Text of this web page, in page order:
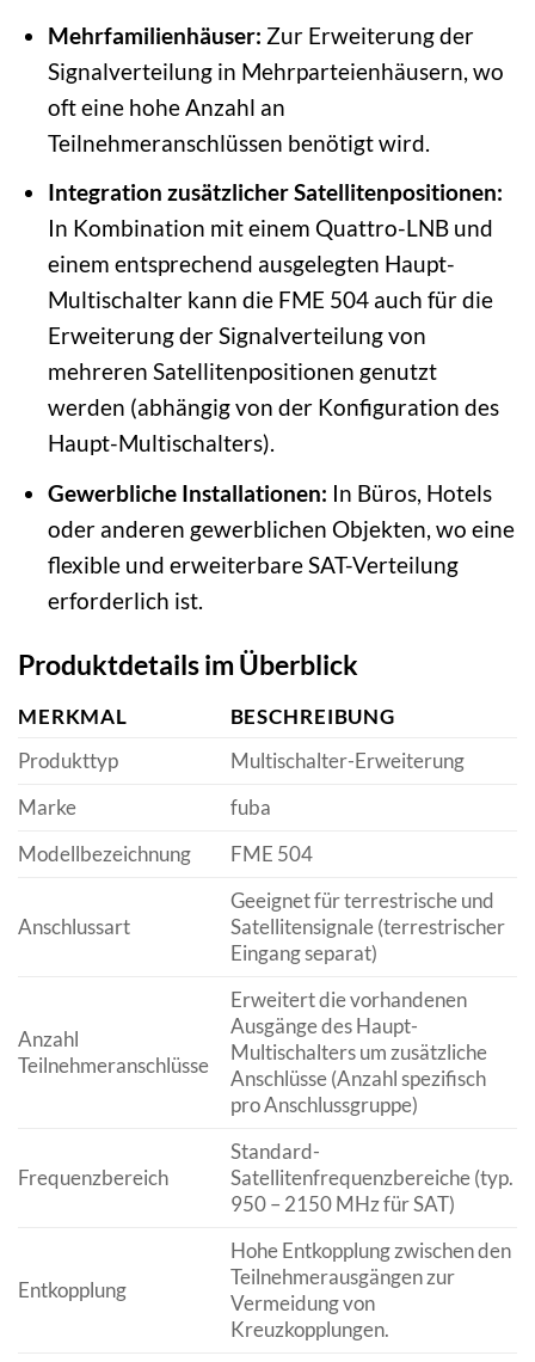
Mehrfamilienhäuser: Zur Erweiterung der
Signalverteilung in Mehrparteienhäusern, wo
oft eine hohe Anzahl an
Teilnehmeranschlüssen benötigt wird.
Integration zusätzlicher Satellitenpositionen:
In Kombination mit einem Quattro-LNB und
einem entsprechend ausgelegten Haupt-
Multischalter kann die FME 504 auch für die
Erweiterung der Signalverteilung von
mehreren Satellitenpositionen genutzt
werden (abhängig von der Konfiguration des
Haupt-Multischalters).
Gewerbliche Installationen: In Büros, Hotels
oder anderen gewerblichen Objekten, wo eine
flexible und erweiterbare SAT-Verteilung
erforderlich ist.
Produktdetails im Überblick
MERKMAL
BESCHREIBUNG
Produkttyp
Multischalter-Erweiterung
Marke
fuba
Modellbezeichnung
FME 504
Anschlussart
Geeignet für terrestrische und
Satellitensignale (terrestrischer
Eingang separat)
Anzahl
Teilnehmeranschlüsse
Erweitert die vorhandenen
Ausgänge des Haupt-
Multischalters um zusätzliche
Anschlüsse (Anzahl spezifisch
pro Anschlussgruppe)
Frequenzbereich
Standard-
Satellitenfrequenzbereiche (typ.
950 – 2150 MHz für SAT)
Entkopplung
Hohe Entkopplung zwischen den
Teilnehmerausgängen zur
Vermeidung von
Kreuzkopplungen.